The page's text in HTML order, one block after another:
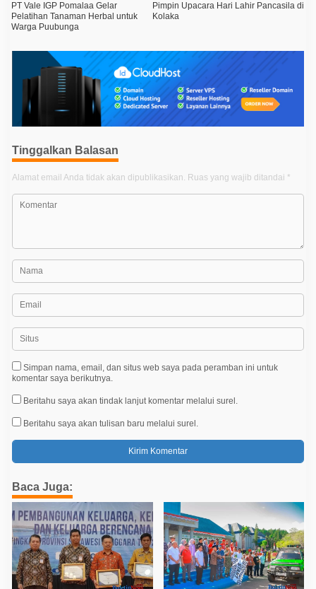
a
v
i
i
p
o
s
PT Vale IGP Pomalaa Gelar
Pelatihan Tanaman Herbal untuk
Warga Puubunga
Pimpin Upacara Hari Lahir Pancasila di
Kolaka
Tinggalkan Balasan
Alamat email Anda tidak akan dipublikasikan. Ruas yang wajib ditandai *
Simpan nama, email, dan situs web saya pada peramban ini untuk
komentar saya berikutnya.
Beritahu saya akan tindak lanjut komentar melalui surel.
Beritahu saya akan tulisan baru melalui surel.
Baca Juga: